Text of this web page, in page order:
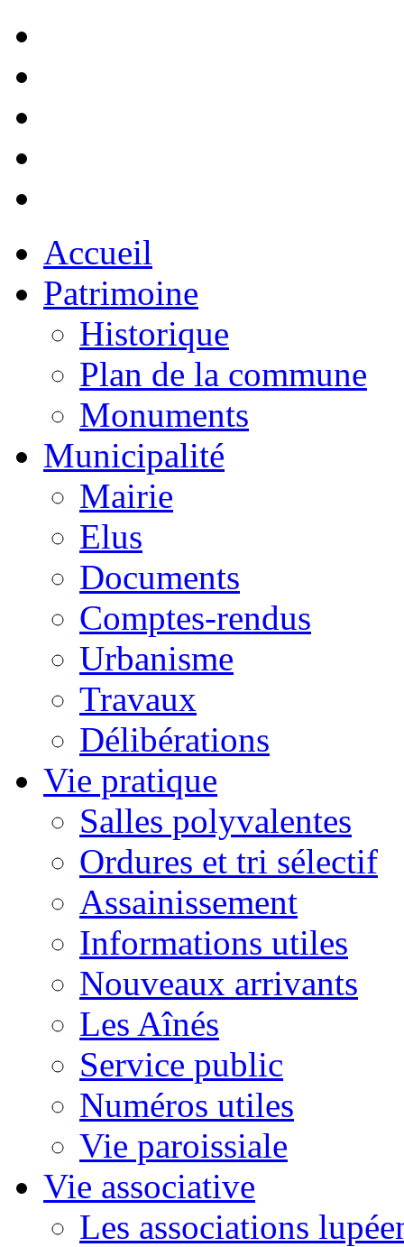
Accueil
Patrimoine
Historique
Plan de la commune
Monuments
Municipalité
Mairie
Elus
Documents
Comptes-rendus
Urbanisme
Travaux
Délibérations
Vie pratique
Salles polyvalentes
Ordures et tri sélectif
Assainissement
Informations utiles
Nouveaux arrivants
Les Aînés
Service public
Numéros utiles
Vie paroissiale
Vie associative
Les associations